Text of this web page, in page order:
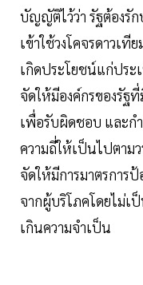
บัญญัติไว้ว่า รัฐต้องรั
เข้าใช้วงโคจรดาวเ
เกิดประโยชน์แก่ประ
จัดให้มีองค์กรของรัฐ
เพื่อรับผิดชอบ และก
ความถี่ให้เป็นไปตาม
จัดให้มีการมาตรการ
จากผู้บริโภคโดยไม่เ
เกินความจำเป็น